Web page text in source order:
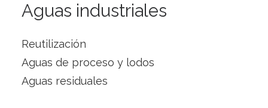
Aguas industriales
Reutilización
Aguas de proceso y lodos
Aguas residuales